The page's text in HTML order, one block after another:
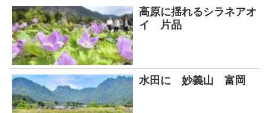
高原に揺れるシラネアオ
イ 片品
水田に 妙義山 富岡